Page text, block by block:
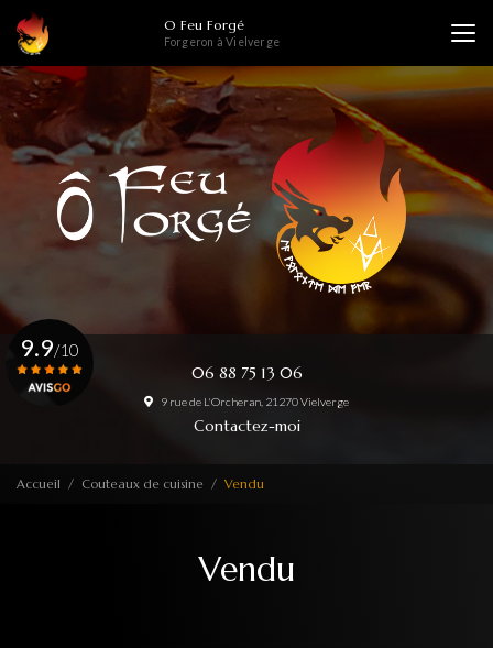
contenu
principal
O Feu Forgé
Forgeron à Vielverge
06 88 75 13 06
9 rue de L'Orcheran, 21270 Vielverge
Contactez-moi
9.9/10
Accueil Couteaux de cuisine Vendu
Vendu